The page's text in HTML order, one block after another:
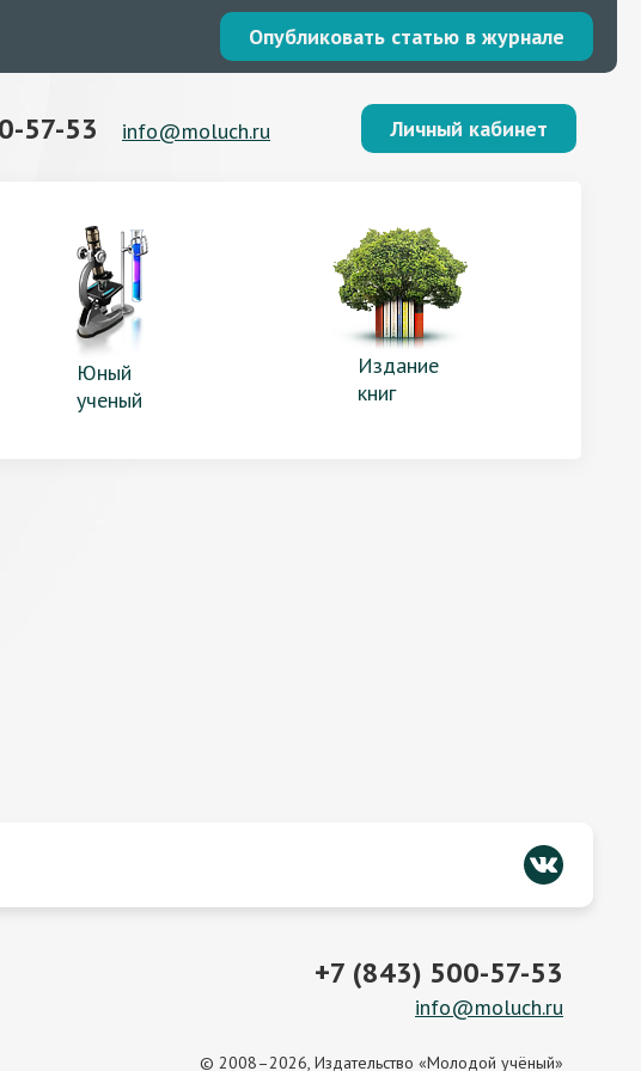
Опубликовать статью в журнале
57-53 info@moluch.ru Личный кабинет
Юный
ученый
Издание
книг
+7 (843) 500-57-53
info@moluch.ru
© 2008–2026, Издательство «Молодой учёный»